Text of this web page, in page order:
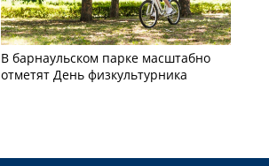
В барнаульском парке масштабно
отметят День физкультурника